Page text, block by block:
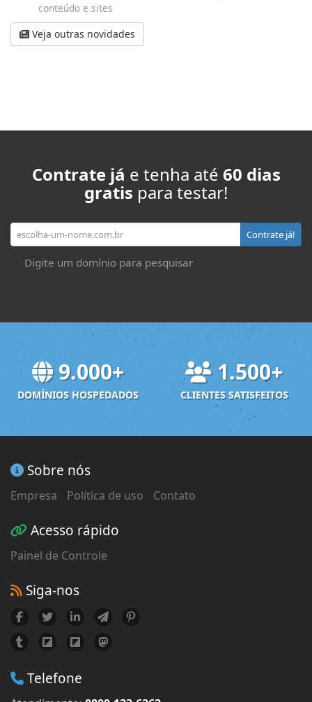
conteúdo e sites
Veja outras novidades
Contrate já e tenha até 60 dias
gratis para testar!
Seu domínio Contrate já!
Digite um domínio para pesquisar
9.000+
DOMÍNIOS HOSPEDADOS
1.500+
CLIENTES SATISFEITOS
Sobre nós
Empresa Política de uso Contato
Acesso rápido
Painel de Controle
Siga-nos
Telefone